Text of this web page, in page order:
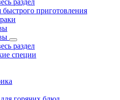
раздел
приготовления
раздел
специи